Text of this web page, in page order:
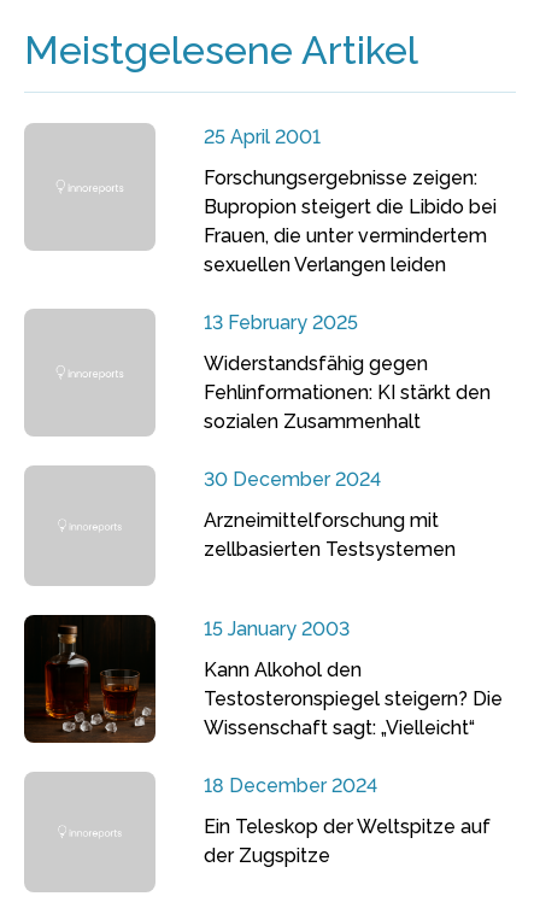
Meistgelesene Artikel
25 April 2001
Forschungsergebnisse zeigen:
Bupropion steigert die Libido bei
Frauen, die unter vermindertem
sexuellen Verlangen leiden
13 February 2025
Widerstandsfähig gegen
Fehlinformationen: KI stärkt den
sozialen Zusammenhalt
30 December 2024
Arzneimittelforschung mit
zellbasierten Testsystemen
15 January 2003
Kann Alkohol den
Testosteronspiegel steigern? Die
Wissenschaft sagt: „Vielleicht“
18 December 2024
Ein Teleskop der Weltspitze auf
der Zugspitze